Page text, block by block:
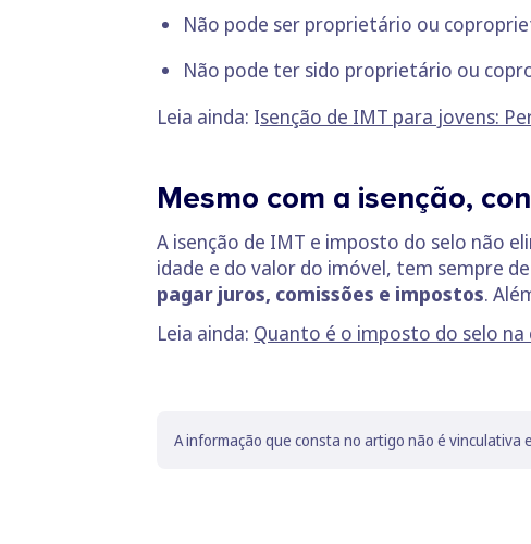
Não pode ser proprietário ou
Não pode ter sido proprietário ou
Leia ainda: Isenção de IMT para jovens:
Mesmo com a isenção,
A isenção de IMT e imposto do selo não
idade e do valor do imóvel, tem sempre
pagar juros, comissões e impostos.
Leia ainda: Quanto é o imposto do selo
A informação que consta no artigo não é